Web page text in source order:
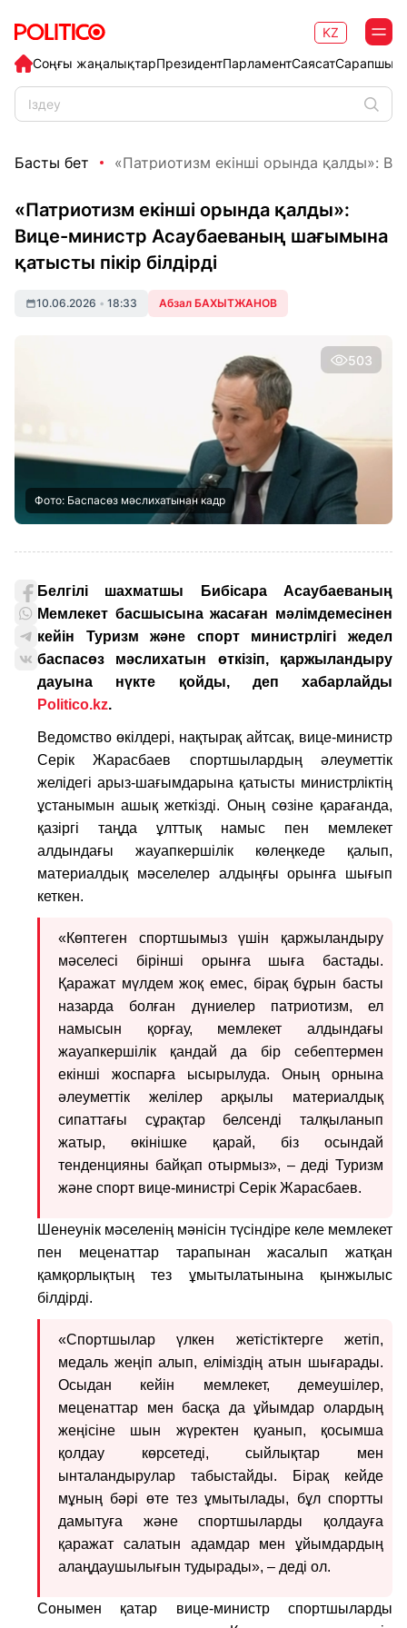
Соңғы жаңалықтарПрезидентПарламентСаясат
KZ
Басты бет «Патриотизм екінші орында қалды»:
«Патриотизм екінші орында қалды»:
Вице-министр Асаубаеваның шағымына
қатысты пікір білдірді
10.06.2026 • 18:33 Абзал БАХЫТЖАНОВ
503
Фото: Баспасөз мәслихатынан кадр
Белгілі шахматшы Бибісара Асаубаеваның
Мемлекет басшысына жасаған мәлімдемесінен
кейін Туризм және спорт министрлігі жедел
баспасөз мәслихатын өткізіп, қаржыландыру
дауына нүкте қойды, деп хабарлайды
Politico.kz.
Ведомство өкілдері, нақтырақ айтсақ, вице-министр
Серік Жарасбаев спортшылардың әлеуметтік
желідегі арыз-шағымдарына қатысты министрліктің
ұстанымын ашық жеткізді. Оның сөзіне қарағанда,
қазіргі таңда ұлттық намыс пен мемлекет
алдындағы жауапкершілік көлеңкеде қалып,
материалдық мәселелер алдыңғы орынға шығып
кеткен.
«Көптеген спортшымыз үшін қаржыландыру
мәселесі бірінші орынға шыға бастады.
Қаражат мүлдем жоқ емес, бірақ бұрын басты
назарда болған дүниелер патриотизм, ел
намысын қорғау, мемлекет алдындағы
жауапкершілік қандай да бір себептермен
екінші жоспарға ысырылуда. Оның орнына
әлеуметтік желілер арқылы материалдық
сипаттағы сұрақтар белсенді талқыланып
жатыр, өкінішке қарай, біз осындай
тенденцияны байқап отырмыз», – деді Туризм
және спорт вице-министрі Серік Жарасбаев.
Шенеунік мәселенің мәнісін түсіндіре келе мемлекет
пен меценаттар тарапынан жасалып жатқан
қамқорлықтың тез ұмытылатынына қынжылыс
білдірді.
«Спортшылар үлкен жетістіктерге жетіп,
медаль жеңіп алып, еліміздің атын шығарады.
Осыдан кейін мемлекет, демеушілер,
меценаттар мен басқа да ұйымдар олардың
жеңісіне шын жүректен қуанып, қосымша
қолдау көрсетеді, сыйлықтар мен
ынталандырулар табыстайды. Бірақ кейде
мұның бәрі өте тез ұмытылады, бұл спортты
дамытуға және спортшыларды қолдауға
қаражат салатын адамдар мен ұйымдардың
алаңдаушылығын тудырады», – деді ол.
Сонымен қатар вице-министр спортшыларды